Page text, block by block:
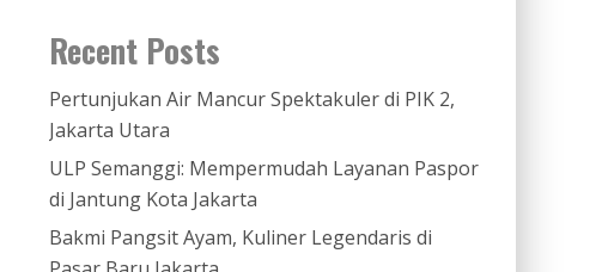
Recent Posts
Pertunjukan Air Mancur Spektakuler di PIK 2,
Jakarta Utara
ULP Semanggi: Mempermudah Layanan Paspor
di Jantung Kota Jakarta
Bakmi Pangsit Ayam, Kuliner Legendaris di